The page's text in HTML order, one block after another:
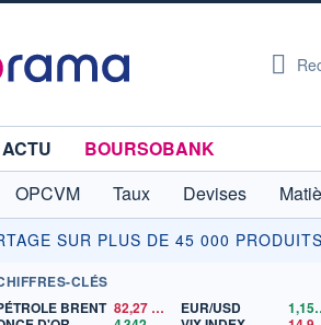
ACTU
BOURSOBANK
OPCVM Taux Devises
SUR PLUS DE 45 000 PRODUITS
CLÉS
BRENT 82,27 EUR/USD